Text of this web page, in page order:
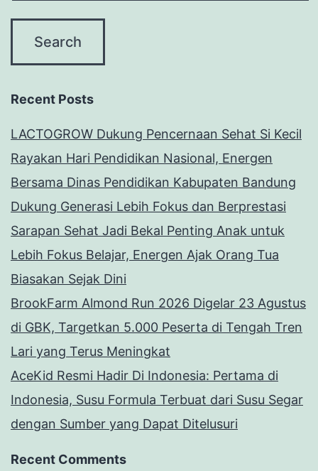
Recent Posts
LACTOGROW Dukung Pencernaan Sehat Si Kecil
Rayakan Hari Pendidikan Nasional, Energen
Bersama Dinas Pendidikan Kabupaten Bandung
Dukung Generasi Lebih Fokus dan Berprestasi
Sarapan Sehat Jadi Bekal Penting Anak untuk
Lebih Fokus Belajar, Energen Ajak Orang Tua
Biasakan Sejak Dini
BrookFarm Almond Run 2026 Digelar 23 Agustus
di GBK, Targetkan 5.000 Peserta di Tengah Tren
Lari yang Terus Meningkat
AceKid Resmi Hadir Di Indonesia: Pertama di
Indonesia, Susu Formula Terbuat dari Susu Segar
dengan Sumber yang Dapat Ditelusuri
Recent Comments